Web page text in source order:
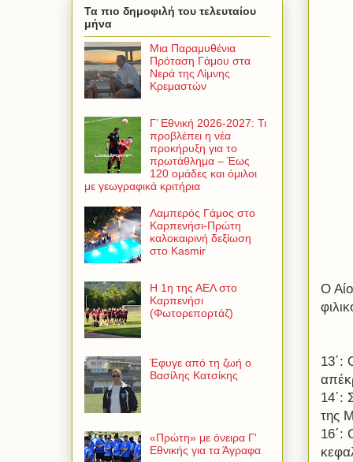
Ο
13΄:
14΄:
της
16΄:
Τα πιο δημοφιλή του τελευταίου
μήνα
Μια Παραμυθένια
Πρόταση Γάμου στα
Νερά της Λίμνης
Κρεμαστών
Γ’ Εθνική 2026-2027: Τι
προβλέπει η νέα
προκήρυξη για το
πρωτάθλημα – Έως
120 ομάδες και όμιλοι
με γεωγραφικά κριτήρια
Λαμπερός Γάμος στο
Καρπενήσι-Πρώτη
καλοκαιρινή δεξίωση
στο Kasmir
Η 1η της ΑΕΛ στο
Καρπενήσι
(Φωτορεπορτάζ)
Έφυγε από τη ζωή ο
Βασίλης Κατσίκης
«Πρώτη» με όνειρα Γ'
Εθνικής για τα Άγραφα